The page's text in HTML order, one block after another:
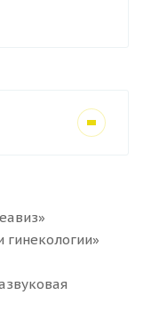
гинекологии»